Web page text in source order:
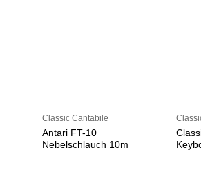
Classic Cantabile
Antari FT-10
Nebelschlauch 10m